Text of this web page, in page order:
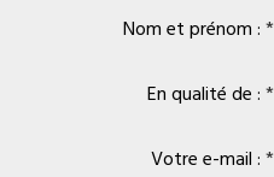
Nom et prénom :
En qualité de :
Votre e-mail :